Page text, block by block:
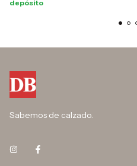
depósito
Sabemos de calzado.